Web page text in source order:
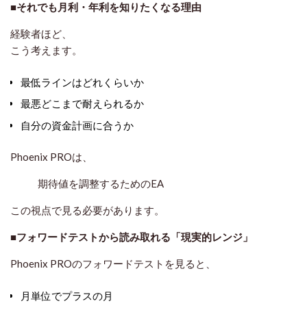
■それでも月利・年利を知りたくなる理由
経験者ほど、
こう考えます。
最低ラインはどれくらいか
最悪どこまで耐えられるか
自分の資金計画に合うか
Phoenix PROは、
期待値を調整するためのEA
この視点で見る必要があります。
■フォワードテストから読み取れる「現実的レンジ」
Phoenix PROのフォワードテストを見ると、
月単位でプラスの月